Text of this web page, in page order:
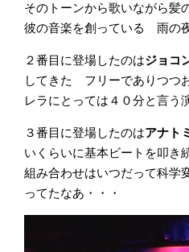
そのトーンから歌いながら髪
彼の音楽を創っている 雨の
２番目に登場したのはジョコ
してきた フリーでありつつ
レラにとっては４０分と言う
３番目に登場したのはアナト
いくらいに基本ビートを叩き
組み合わせはいつだって科
ってたなあ・・・